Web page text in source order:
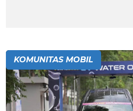
KOMUNITAS MOBIL